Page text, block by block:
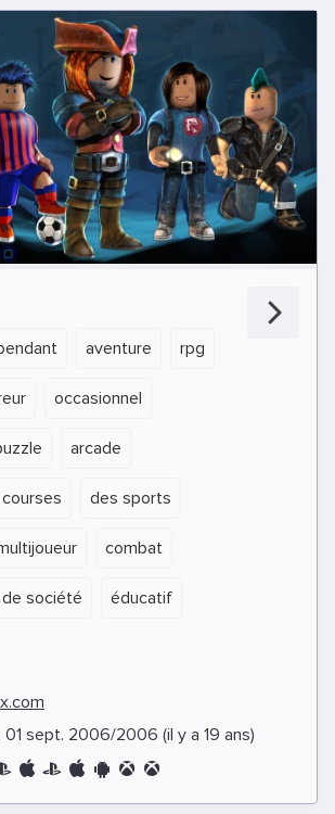
aventure rpg
occasionnel
arcade
courses des sports
combat
société éducatif
01 sept. 2006/2006 (il y a 19 ans)